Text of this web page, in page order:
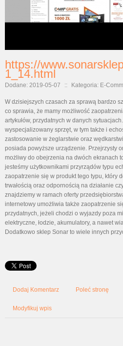
https://
1_14.html
Dodane: 2019-05-07 :: Kategoria: E-
W dzisiejszych czasach za sprawą bardzo
co sprawia, że mamy możliwość
artykułów, przydatnych w danych
wyspecjalizowany sprzęt, w tym także i
zastosowanie w żeglarstwie oraz
posiada powyższe urządzenie. Przejrzysty
możliwy do obejrzenia na dwóch ekranach
jesteśmy użytkownikami przyrządów typu
zaopatrzenie się w produkt tego typu, który
trwałością oraz odpornością na działanie
znajdziemy w ramach oferty
internetowy umożliwia także zaopatrzenie
przydatnych, jeżeli chodzi o wyjazdy poza
elektryczne, łodzie, akumulatory, a nawet
Dodatkowo sklep Sonar to wiele innych
Dodaj Komentarz Poleć stronę
Modyfikuj wpis